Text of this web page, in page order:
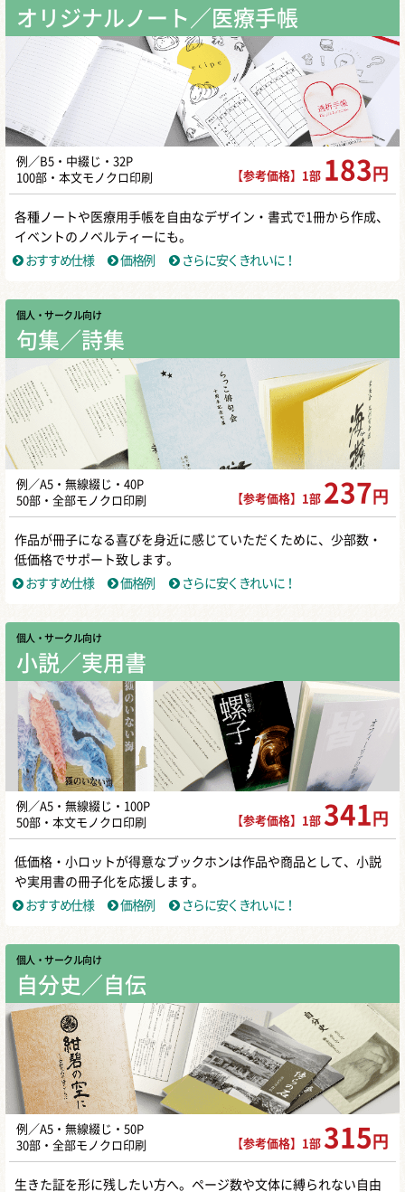
オリジナルノート／医療手帳
例／B5・中綴じ・32P
100部・本文モノクロ印刷
【参考価格】1部 183 円
各種ノートや医療用手帳を自由なデザイン・書式で1冊から作成、
イベントのノベルティーにも。
おすすめ仕様
価格例 さらに安くきれいに！
個人・サークル向け
句集／詩集
例／A5・無線綴じ・40P
50部・全部モノクロ印刷
【参考価格】1部 237 円
作品が冊子になる喜びを身近に感じていただくために、少部数・
低価格でサポート致します。
おすすめ仕様
価格例 さらに安くきれいに！
個人・サークル向け
小説／実用書
例／A5・無線綴じ・100P
50部・本文モノクロ印刷
【参考価格】1部 341 円
低価格・小ロットが得意なブックホンは作品や商品として、小説
や実用書の冊子化を応援します。
おすすめ仕様
価格例 さらに安くきれいに！
個人・サークル向け
自分史／自伝
例／A5・無線綴じ・50P
30部・全部モノクロ印刷
【参考価格】1部 315 円
生きた証を形に残したい方へ。ページ数や文体に縛られない自由